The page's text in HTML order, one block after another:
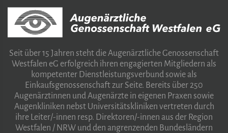
Seit über 15 Jahren steht die Augenärztliche Genossenschaft
Westfalen eG erfolgreich ihren engagierten Mitgliedern als
kompetenter Dienstleistungsverbund sowie als
Einkaufsgenossenschaft zur Seite. Bereits über 250
Augenärztinnen und Augenärzte in eigenen Praxen sowie
Augenkliniken nebst Universitätskliniken vertreten durch
ihre Leiter/-innen resp. Direktoren/-innen aus der Region
Westfalen / NRW und den angrenzenden Bundesländern